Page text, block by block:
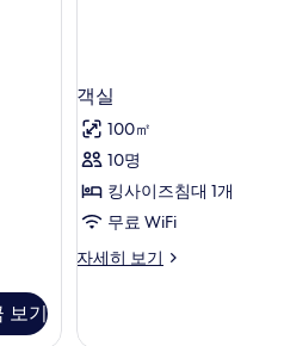
보기
객실
100㎡
10명
킹사이즈침대 1개
무료 WiFi
자세히 보기
객